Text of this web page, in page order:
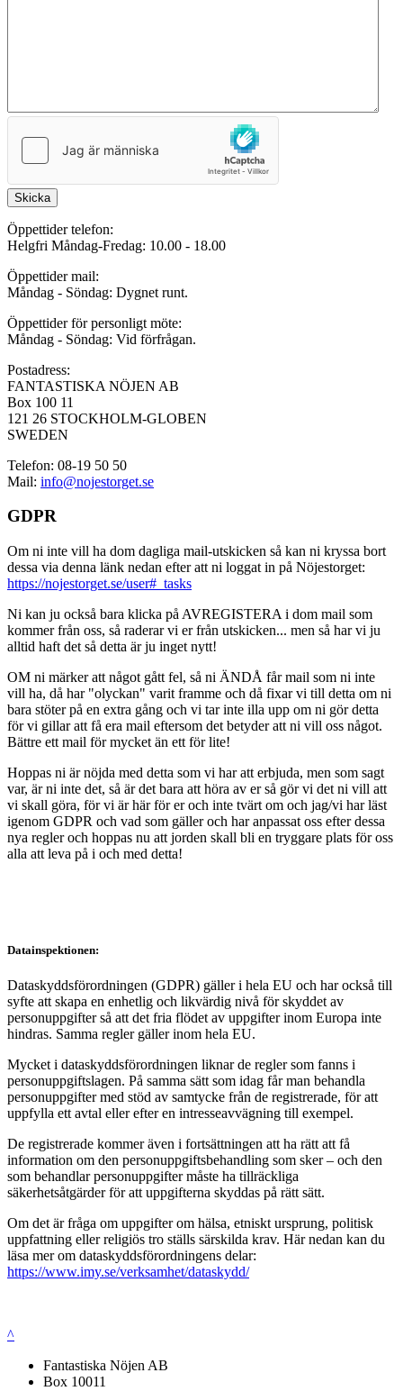
Skicka
Öppettider telefon:
Helgfri Måndag-Fredag: 10.00 - 18.00
Öppettider mail:
Måndag - Söndag: Dygnet runt.
Öppettider för personligt möte:
Måndag - Söndag: Vid förfrågan.
Postadress:
FANTASTISKA NÖJEN AB
Box 100 11
121 26 STOCKHOLM-GLOBEN
SWEDEN
Telefon: 08-19 50 50
Mail: info@nojestorget.se
GDPR
Om ni inte vill ha dom dagliga mail-utskicken så kan ni kryssa bort
dessa via denna länk nedan efter att ni loggat in på Nöjestorget:
https://nojestorget.se/user#_tasks
Ni kan ju också bara klicka på AVREGISTERA i dom mail som
kommer från oss, så raderar vi er från utskicken... men så har vi ju
alltid haft det så detta är ju inget nytt!
OM ni märker att något gått fel, så ni ÄNDÅ får mail som ni inte
vill ha, då har "olyckan" varit framme och då fixar vi till detta om ni
bara stöter på en extra gång och vi tar inte illa upp om ni gör detta
för vi gillar att få era mail eftersom det betyder att ni vill oss något.
Bättre ett mail för mycket än ett för lite!
Hoppas ni är nöjda med detta som vi har att erbjuda, men som sagt
var, är ni inte det, så är det bara att höra av er så gör vi det ni vill att
vi skall göra, för vi är här för er och inte tvärt om och jag/vi har läst
igenom GDPR och vad som gäller och har anpassat oss efter dessa
nya regler och hoppas nu att jorden skall bli en tryggare plats för oss
alla att leva på i och med detta!
Datainspektionen:
Dataskyddsförordningen (GDPR) gäller i hela EU och har också till
syfte att skapa en enhetlig och likvärdig nivå för skyddet av
personuppgifter så att det fria flödet av uppgifter inom Europa inte
hindras. Samma regler gäller inom hela EU.
Mycket i dataskyddsförordningen liknar de regler som fanns i
personuppgiftslagen. På samma sätt som idag får man behandla
personuppgifter med stöd av samtycke från de registrerade, för att
uppfylla ett avtal eller efter en intresseavvägning till exempel.
De registrerade kommer även i fortsättningen att ha rätt att få
information om den personuppgiftsbehandling som sker – och den
som behandlar personuppgifter måste ha tillräckliga
säkerhetsåtgärder för att uppgifterna skyddas på rätt sätt.
Om det är fråga om uppgifter om hälsa, etniskt ursprung, politisk
uppfattning eller religiös tro ställs särskilda krav. Här nedan kan du
läsa mer om dataskyddsförordningens delar:
https://www.imy.se/verksamhet/dataskydd/
^
Fantastiska Nöjen AB
Box 10011